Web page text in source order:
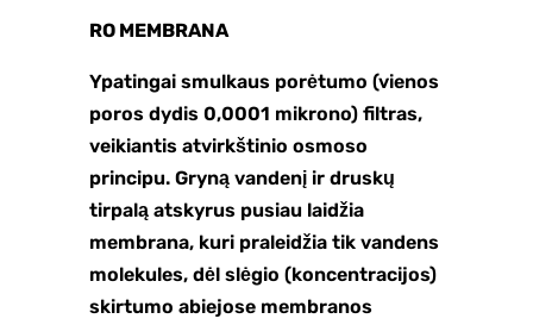
RO MEMBRANA
Ypatingai smulkaus porėtumo (vienos
poros dydis 0,0001 mikrono) filtras,
veikiantis atvirkštinio osmoso
principu. Gryną vandenį ir druskų
tirpalą atskyrus pusiau laidžia
membrana, kuri praleidžia tik vandens
molekules, dėl slėgio (koncentracijos)
skirtumo abiejose membranos